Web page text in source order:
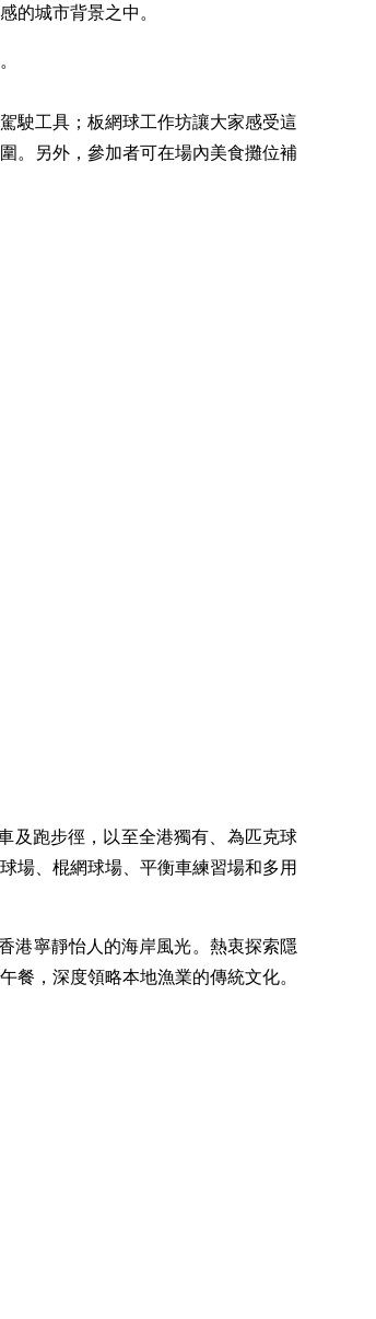
的城市背景之中。
駛工具；板網球工作坊讓大家感受這
。另外，參加者可在場內美食攤位補
及跑步徑，以至全港獨有、為匹克球
場、棍網球場、平衡車練習場和多用
港寧靜怡人的海岸風光。熱衷探索隱
，深度領略本地漁業的傳統文化。